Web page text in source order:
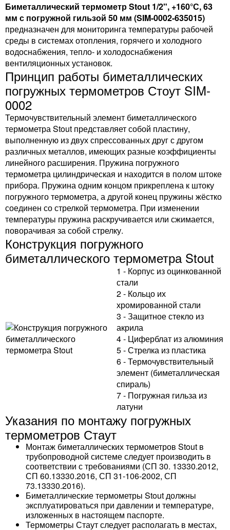
Биметаллический термометр Stout 1/2", +160°С, 63
мм с погружной гильзой 50 мм (SIM-0002-635015)
предназначен для мониторинга температуры рабочей
среды в системах отопления, горячего и холодного
водоснабжения, тепло- и холодоснабжения
вентиляционных установок.
Принцип работы биметаллических
погружных термометров Стоут SIM-
0002
Термочувствительный элемент биметаллического
термометра Stout представляет собой пластину,
выполненную из двух спрессованных друг с другом
различных металлов, имеющих разные коэффициенты
линейного расширения. Пружина погружного
термометра цилиндрическая и находится в полом штоке
прибора. Пружина одним концом прикреплена к штоку
погружного термометра, а другой конец пружины жёстко
соединен со стрелкой термометра. При изменении
температуры пружина раскручивается или сжимается,
поворачивая за собой стрелку.
Конструкция погружного
биметаллического термометра Stout
1 - Корпус из оцинкованной
стали
2 - Кольцо их
хромированной стали
3 - Защитное стекло из
акрила
4 - Циферблат из алюминия
5 - Стрелка из пластика
6 - Термочувствительный
элемент (биметаллическая
спираль)
7 - Погружная гильза из
латуни
Указания по монтажу погружных
термометров Стаут
Монтаж биметаллических термометров Stout в
трубопроводной системе следует производить в
соответствии с требованиями (СП 30. 13330.2012,
СП 60.13330.2016, СП 31-106-2002, СП
73.13330.2016).
Биметаллические термометры Stout должны
эксплуатироваться при давлении и температуре,
изложенных в настоящем паспорте.
Термометры Стаут следует располагать в местах,